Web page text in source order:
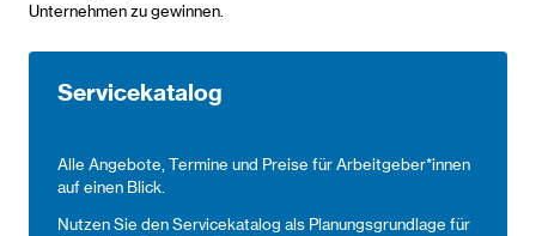
Unternehmen zu gewinnen.
Servicekatalog
Alle Angebote, Termine und Preise für Arbeitgeber*innen
auf einen Blick.
Nutzen Sie den Servicekatalog als Planungsgrundlage für